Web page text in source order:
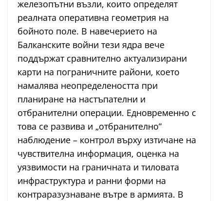
железопътни възли, които определят
реалната оперативна геометрия на
бойното поле. В навечерието на
Балканските войни тези ядра вече
поддържат сравнително актуализирани
карти на пограничните райони, което
намалява неопределеността при
планиране на настъпателни и
отбранителни операции. Едновременно с
това се развива и „отбранително“
наблюдение – контрол върху изтичане на
чувствителна информация, оценка на
уязвимости на граничната и тиловата
инфраструктура и ранни форми на
контраразузнаване вътре в армията. В